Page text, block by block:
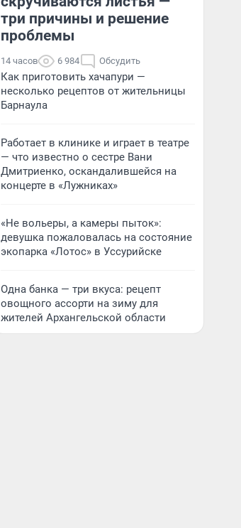
три причины и решение
проблемы
14 часов 6 984 Обсудить
Как приготовить хачапури —
несколько рецептов от жительницы
Барнаула
Работает в клинике и играет в театре
— что известно о сестре Вани
Дмитриенко, оскандалившейся на
концерте в «Лужниках»
«Не вольеры, а камеры пыток»:
девушка пожаловалась на состояние
экопарка «Лотос» в Уссурийске
Одна банка — три вкуса: рецепт
овощного ассорти на зиму для
жителей Архангельской области